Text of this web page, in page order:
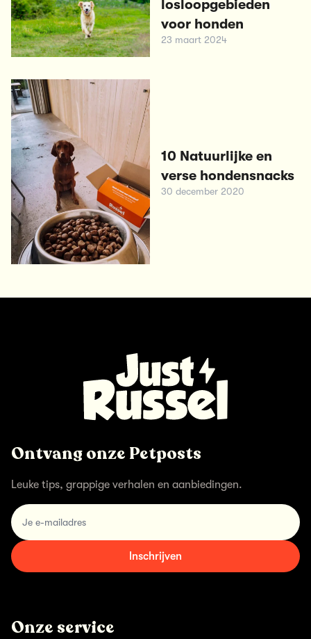
losloopgebieden
voor honden
23 maart 2024
10 Natuurlijke en
verse hondensnacks
30 december 2020
Ontvang onze Petposts
Leuke tips, grappige verhalen en aanbiedingen.
email
Inschrijven
Onze service